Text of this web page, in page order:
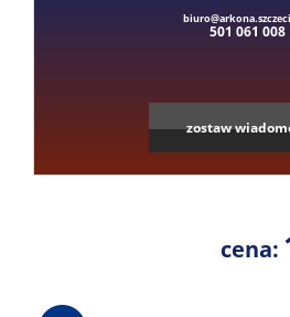
501 061 008
zostaw
cena: